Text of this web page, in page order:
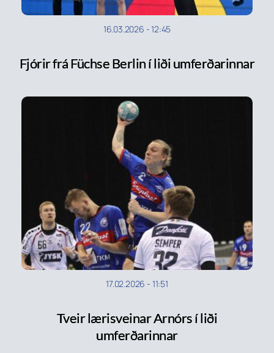
16.03.2026 -12:45
Fjórir frá Füchse Berlin í liði umferðarinnar
17.02.2026 - 11:51
Tveir lærisveinar Arnórs í liði
umferðarinnar